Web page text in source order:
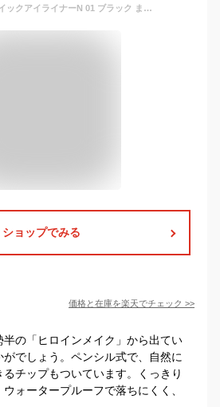
ヒロインメイク クイックアイライナーN 01 ブラック まつ毛 アイペンシル アイライナー 黒色 ウォータープルーフ 伊勢半 おしゃれ 綺麗 可愛い ぼかしチップ付き 削らず使える 自然にくっきり 落ちにくい 美しい目元 ナチュラル コラーゲン 水添パーム油 汗・水に強い 日本製
ショップでみる
価格と在庫を楽天でチェック >>
の「ヒロインメイク」から出てい
でしょう。ペンシル式で、自然に
チップもついています。くっきり
ォータープルーフで落ちにくく、